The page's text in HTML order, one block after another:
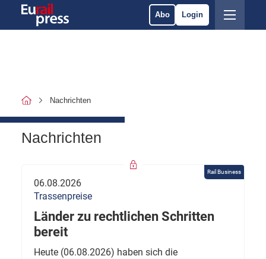
Abo Login
Nachrichten
Nachrichten
Rail Business
06.08.2026
Trassenpreise
Länder zu rechtlichen Schritten
bereit
Heute (06.08.2026) haben sich die